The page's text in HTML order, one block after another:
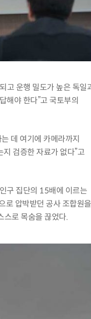
고 운행 밀도가 높은 독일
해야 한다”고 국토부의
데 여기에 카메라까지
검증한 자료가 없다”고
구 집단의 15배에 이르는
로 압박받던 공사 조합원을
스로 목숨을 끊었다.